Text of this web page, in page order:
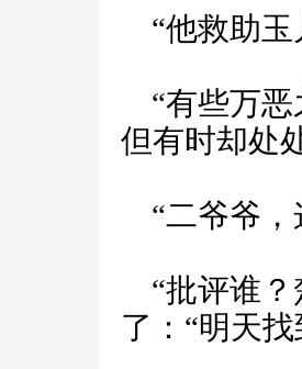
“他救助玉
“有些万恶
但有时却处
“二爷爷，
“批评谁？
了：“明天